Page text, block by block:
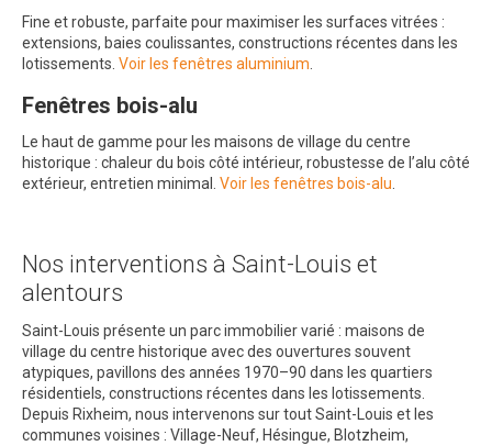
Fine et robuste, parfaite pour maximiser les surfaces vitrées :
extensions, baies coulissantes, constructions récentes dans les
lotissements. Voir les fenêtres aluminium
Fenêtres bois-alu
Le haut de gamme pour les maisons de village du centre
historique : chaleur du bois côté intérieur, robustesse de l’alu côté
extérieur, entretien minimal. Voir les fenêtres bois-alu
Nos interventions à Saint-Louis et
alentours
Saint-Louis présente un parc immobilier varié : maisons de
village du centre historique avec des ouvertures souvent
atypiques, pavillons des années 1970–90 dans les quartiers
résidentiels, constructions récentes dans les lotissements.
Depuis Rixheim, nous intervenons sur tout Saint-Louis et les
communes voisines : Village-Neuf, Hésingue, Blotzheim,